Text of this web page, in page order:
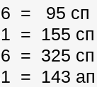
= 95 сп
= 155 сп
= 325 сп
= 143 ап